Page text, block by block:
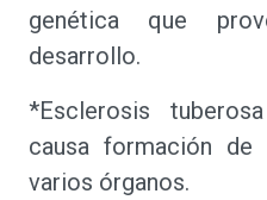
genética que
desarrollo.
*Esclerosis
causa formación de
varios órganos.